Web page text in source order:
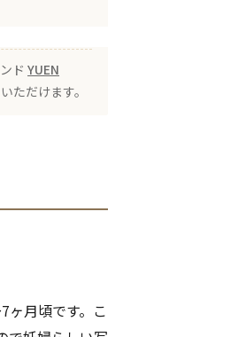
ド YUEN
ただけます。
ヶ月頃です。こ